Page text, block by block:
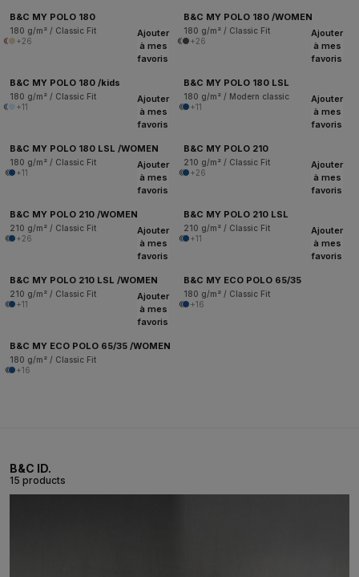
B&C MY POLO 180
180 g/m² / Classic Fit
+26
B&C MY POLO 180 /WOMEN
180 g/m² / Classic Fit
+26
Ajouter
à mes
favoris
B&C MY POLO 180 /kids
180 g/m² / Classic Fit
+11
Ajouter
à mes
favoris
B&C MY POLO 180 LSL
180 g/m² / Modern classic
+11
Ajouter
à mes
favoris
B&C MY POLO 180 LSL /WOMEN
180 g/m² / Classic Fit
+11
Ajouter
à mes
favoris
B&C MY POLO 210
210 g/m² / Classic Fit
+26
Ajouter
à mes
favoris
B&C MY POLO 210 /WOMEN
210 g/m² / Classic Fit
+26
Ajouter
à mes
favoris
B&C MY POLO 210 LSL
210 g/m² / Classic Fit
+11
Ajouter
à mes
favoris
B&C MY POLO 210 LSL /WOMEN
210 g/m² / Classic Fit
+11
Ajouter
à mes
favoris
B&C MY ECO POLO 65/35
180 g/m² / Classic Fit
+16
Ajouter
à mes
favoris
B&C MY ECO POLO 65/35 /WOMEN
180 g/m² / Classic Fit
+16
B&C ID.
15 products